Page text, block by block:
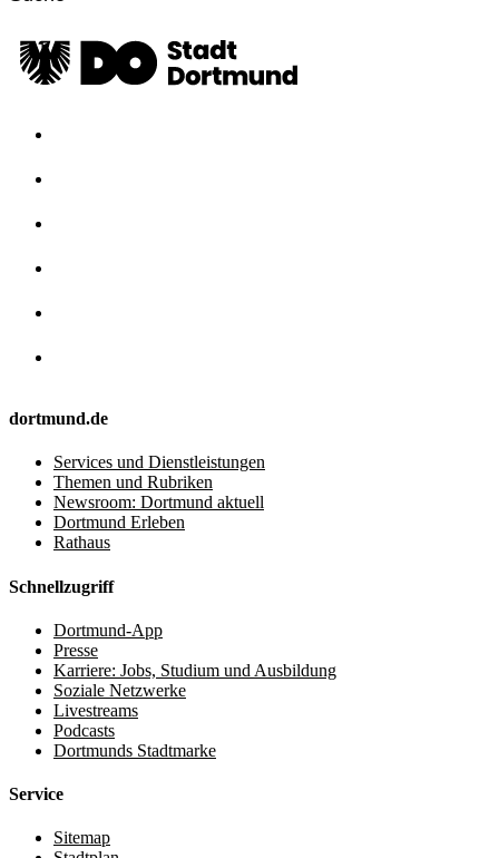
dortmund.de
Services und Dienstleistungen
Themen und Rubriken
Newsroom: Dortmund aktuell
Dortmund Erleben
Rathaus
Schnellzugriff
Dortmund-App
Presse
Karriere: Jobs, Studium und Ausbildung
Soziale Netzwerke
Livestreams
Podcasts
Dortmunds Stadtmarke
Service
Sitemap